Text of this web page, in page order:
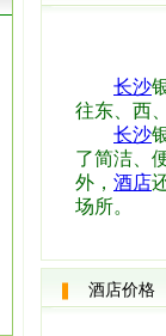
长沙
往东、西
长沙
了简洁、
外， 酒店
场所。
酒店价格